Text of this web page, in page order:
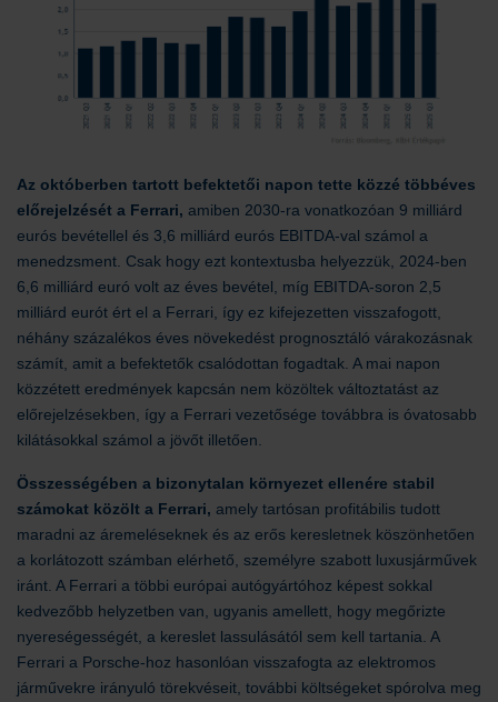
Az októberben tartott befektetői napon tette közzé többéves
előrejelzését a Ferrari, amiben 2030-ra vonatkozóan 9 milliárd
eurós bevétellel és 3,6 milliárd eurós EBITDA-val számol a
menedzsment. Csak hogy ezt kontextusba helyezzük, 2024-ben
6,6 milliárd euró volt az éves bevétel, míg EBITDA-soron 2,5
milliárd eurót ért el a Ferrari, így ez kifejezetten visszafogott,
néhány százalékos éves növekedést prognosztáló várakozásnak
számít, amit a befektetők csalódottan fogadtak. A mai napon
közzétett eredmények kapcsán nem közöltek változtatást az
előrejelzésekben, így a Ferrari vezetősége továbbra is óvatosabb
kilátásokkal számol a jövőt illetően.
Összességében a bizonytalan környezet ellenére stabil
számokat közölt a Ferrari, amely tartósan profitábilis tudott
maradni az áremeléseknek és az erős keresletnek köszönhetően
a korlátozott számban elérhető, személyre szabott luxusjárművek
iránt. A Ferrari a többi európai autógyártóhoz képest sokkal
kedvezőbb helyzetben van, ugyanis amellett, hogy megőrizte
nyereségességét, a kereslet lassulásától sem kell tartania. A
Ferrari a Porsche-hoz hasonlóan visszafogta az elektromos
járművekre irányuló törekvéseit, további költségeket spórolva meg